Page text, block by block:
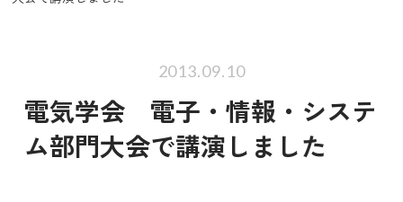
2013.09.10
電気学会 電子・情報・システ
ム部門大会で講演しました